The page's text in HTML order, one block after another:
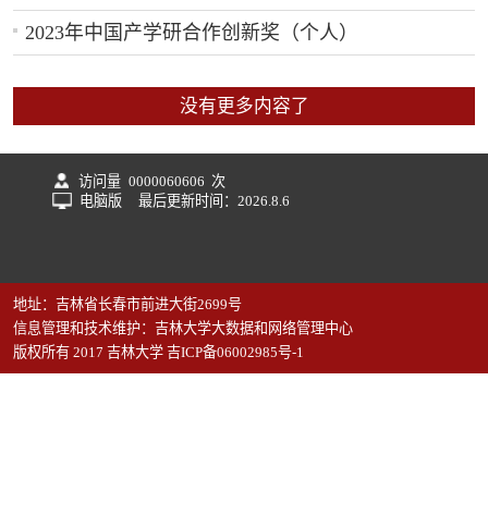
2023年中国产学研合作创新奖（个人）
没有更多内容了
访问量 0000060606 次
电脑版
最后更新时间： 2026 8 6
地址：吉林省长春市前进大街2699号
信息管理和技术维护：吉林大学大数据和网络管理中心
版权所有 2017 吉林大学 吉ICP备06002985号-1